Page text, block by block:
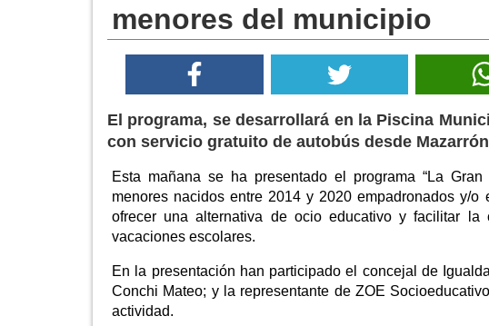
menores del municipio
El programa, se desarrollará en la Piscina
con servicio gratuito de autobús desde
Esta mañana se ha presentado el programa “La
menores nacidos entre 2014 y 2020 empadronados y/
ofrecer una alternativa de ocio educativo y facilitar
vacaciones escolares.
En la presentación han participado el concejal de
Conchi Mateo; y la representante de ZOE
actividad.